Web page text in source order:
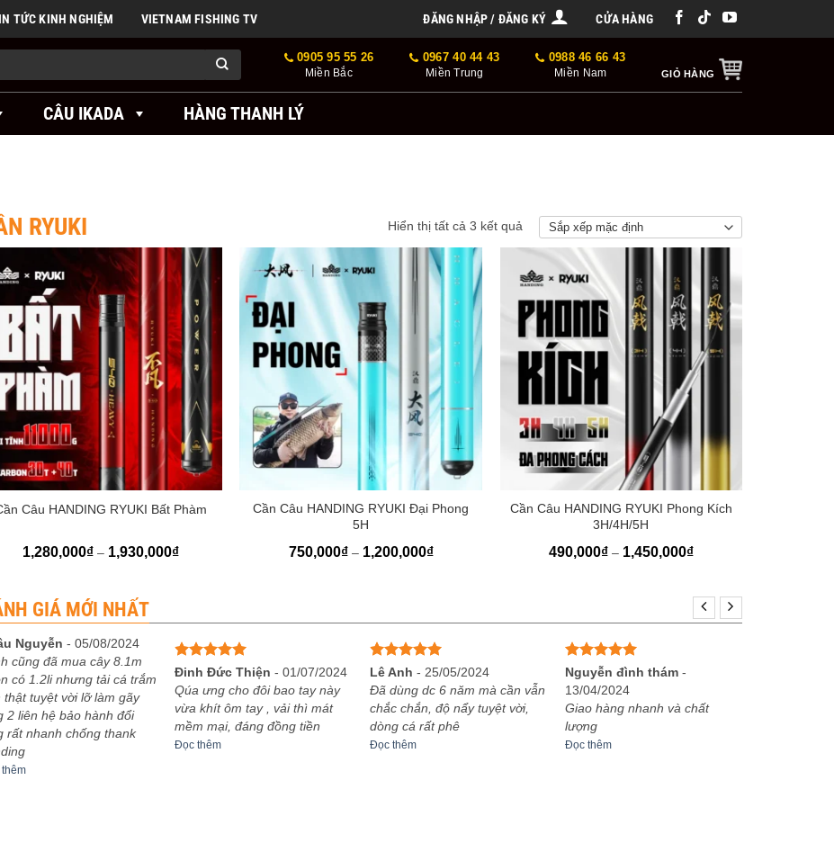
TỨC KINH NGHIỆM VIETNAM FISHING TV ĐĂNG NHẬP / ĐĂNG KÝ CỬA HÀNG
0905 95 55 26
Miền Bắc
0967 40 44 43
Miền Trung
0988 46 66 43
Miền Nam GIỎ HÀNG
CÂU IKADA HÀNG THANH LÝ
RYUKI Hiển thị tất cả 3 kết quả
+
Câu HANDING RYUKI Bất Phàm
1,280,000₫ – 1,930,000₫Khoảng
giá:
Cần Câu HANDING RYUKI Đại Phong
5H
750,000₫ – 1,200,000₫Khoảng
giá:
Cần Câu HANDING RYUKI Phong Kích
3H/4H/5H
490,000₫ – 1,450,000₫Khoảng
giá:
đến
1,450,000₫
GIÁ MỚI NHẤT
Nguyễn -05/08/2024
cũng đã mua cây 8.1m
có 1.2li nhưng tải cá trắm
thật tuyệt vời lỡ làm gãy
2 liên hệ bảo hành đổi
rất nhanh chống thank
Được xếp
hạng
sao
Đinh Đức Thiện -01/07/2024
Qúa ưng cho đôi bao tay này
vừa khít ôm tay , vải thì mát
mềm mại, đáng đồng tiền
Đọc thêm
Được xếp
hạng
sao
Lê Anh - 25/05/2024
Đã dùng dc 6 năm mà cần vẫn
chắc chắn, độ nẩy tuyệt vời,
dòng cá rất phê
Đọc thêm
Được xếp
hạng55
sao
Nguyễn đình thám-
13/04/2024
Giao hàng nhanh và chất
lượng
Đọc thêm